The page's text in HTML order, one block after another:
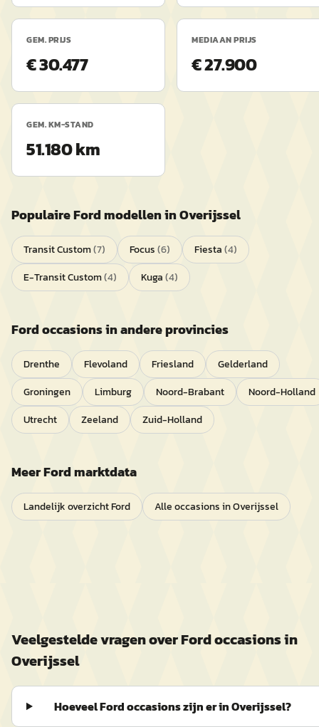
GEM. PRIJS
€ 30.477
MEDIAAN PRIJS
€ 27.900
GEM. KM-STAND
51.180 km
PopulaireFordmodellen inOverijssel
Transit Custom(7) Focus(6) Fiesta(4)
E-Transit Custom(4) Kuga(4)
Fordoccasions in andere provincies
Drenthe Flevoland Friesland
Gelderland
Groningen
Limburg Noord-Brabant
Noord-Holland
Utrecht
Zeeland Zuid-Holland
MeerFordmarktdata
Landelijk overzichtFord Alle occasions inOverijssel
Veelgestelde vragen overFordoccasions in
Overijssel
Hoeveel Ford occasions zijn er in Overijssel?